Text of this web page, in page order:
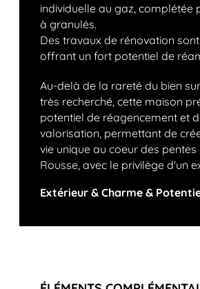
individuelle au gaz, complétée
à granulés.
Des travaux de rénovation
offrant un fort potentiel de
Au-delà de la rareté du bien
très recherché, cette maison
potentiel de réagencement et
valorisation, permettant de
vie unique au coeur des pentes
Rousse, avec le privilège d'un
Extérieur & Charme &